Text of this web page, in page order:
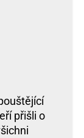
přišli o